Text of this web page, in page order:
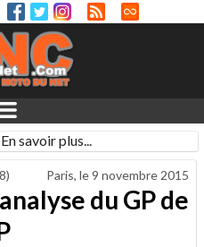
En savoir plus...
Paris, le9 novembre 2015
du GP de